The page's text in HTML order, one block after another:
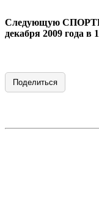
Следующую
декабря 2009 года в
Поделиться